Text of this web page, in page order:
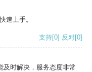
速上手。
支持[0] 反对[0]
及时解决，服务态度非常